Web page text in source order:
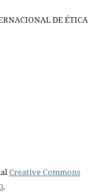
DE ÉTICA
Creative Commons
.